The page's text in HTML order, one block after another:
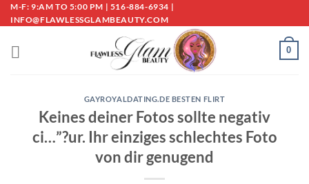
Skip
to
M-F: 9:AM TO 5:00 PM | 516-884-6934 |
INFO@FLAWLESSGLAMBEAUTY.COM
0
GAYROYALDATING.DE BESTEN FLIRT
Keines deiner Fotos sollte negativ
ci…”?ur. Ihr einziges schlechtes Foto
von dir genugend